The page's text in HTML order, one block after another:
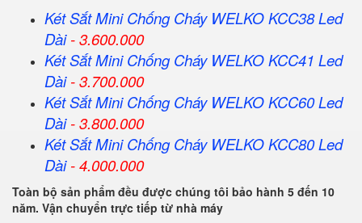
Két Sắt Mini Chống Cháy WELKO KCC38 Led
Dài- 3.600.000
Két Sắt Mini Chống Cháy WELKO KCC41 Led
Dài- 3.700.000
Két Sắt Mini Chống Cháy WELKO KCC60 Led
Dài- 3.800.000
Két Sắt Mini Chống Cháy WELKO KCC80 Led
Dài- 4.000.000
Toàn bộ sản phẩm đều được chúng tôi bảo hành 5 đến 10
năm. Vận chuyển trực tiếp từ nhà máy